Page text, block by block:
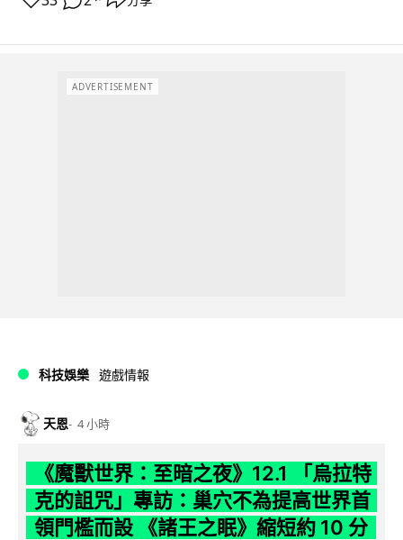
ADVERTISEMENT
科技娛樂 遊戲情報
天恩 4 小時
《魔獸世界：至暗之夜》12.1 「烏拉特
克的詛咒」專訪：巢穴不為提高世界首
領門檻而設 《諸王之眠》縮短約 10 分